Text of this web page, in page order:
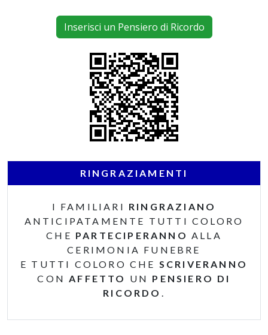
Inserisci un Pensiero di Ricordo
RINGRAZIAMENTI
I FAMILIARI RINGRAZIANO
ANTICIPATAMENTE TUTTI COLORO
CHE PARTECIPERANNO ALLA
CERIMONIA FUNEBRE
E TUTTI COLORO CHE SCRIVERANNO
CONAFFETTO UN PENSIERO DI
RICORDO .